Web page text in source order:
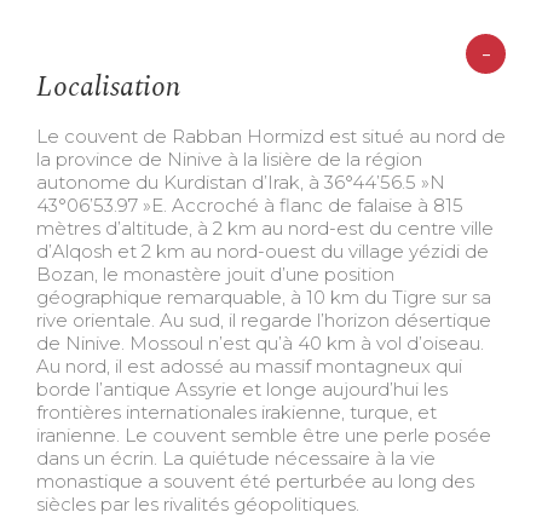
-
Localisation
Le couvent de Rabban Hormizd est situé au nord de
la province de Ninive à la lisière de la région
autonome du Kurdistan d’Irak, à 36°44’56.5 »N
43°06’53.97 »E. Accroché à flanc de falaise à 815
mètres d’altitude, à 2 km au nord-est du centre ville
d’Alqosh et 2 km au nord-ouest du village yézidi de
Bozan, le monastère jouit d’une position
géographique remarquable, à 10 km du Tigre sur sa
rive orientale. Au sud, il regarde l’horizon désertique
de Ninive. Mossoul n’est qu’à 40 km à vol d’oiseau.
Au nord, il est adossé au massif montagneux qui
borde l’antique Assyrie et longe aujourd’hui les
frontières internationales irakienne, turque, et
iranienne. Le couvent semble être une perle posée
dans un écrin. La quiétude nécessaire à la vie
monastique a souvent été perturbée au long des
siècles par les rivalités géopolitiques.